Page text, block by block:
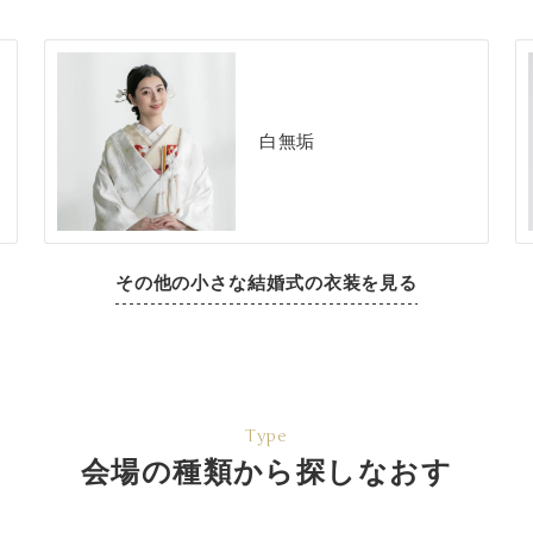
白無垢
その他の小さな結婚式の衣装を見る
Type
会場の種類から探しなおす